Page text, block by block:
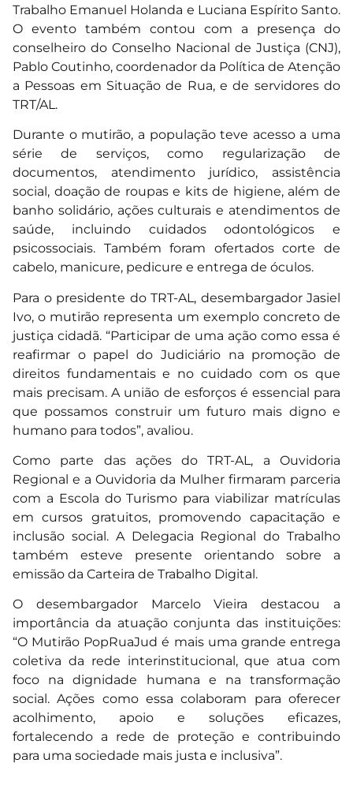
Trabalho Emanuel Holanda e Luciana Espírito Santo.
O evento também contou com a presença do
conselheiro do Conselho Nacional de Justiça (CNJ),
Pablo Coutinho, coordenador da Política de Atenção
a Pessoas em Situação de Rua, e de servidores do
TRT/AL.
Durante o mutirão, a população teve acesso a uma
série de serviços, como regularização de
documentos, atendimento jurídico, assistência
social, doação de roupas e kits de higiene, além de
banho solidário, ações culturais e atendimentos de
saúde, incluindo cuidados odontológicos e
psicossociais. Também foram ofertados corte de
cabelo, manicure, pedicure e entrega de óculos.
Para o presidente do TRT-AL, desembargador Jasiel
Ivo, o mutirão representa um exemplo concreto de
justiça cidadã. “Participar de uma ação como essa é
reafirmar o papel do Judiciário na promoção de
direitos fundamentais e no cuidado com os que
mais precisam. A união de esforços é essencial para
que possamos construir um futuro mais digno e
humano para todos”, avaliou.
Como parte das ações do TRT-AL, a Ouvidoria
Regional e a Ouvidoria da Mulher firmaram parceria
com a Escola do Turismo para viabilizar matrículas
em cursos gratuitos, promovendo capacitação e
inclusão social. A Delegacia Regional do Trabalho
também esteve presente orientando sobre a
emissão da Carteira de Trabalho Digital.
O desembargador Marcelo Vieira destacou a
importância da atuação conjunta das instituições:
“O Mutirão PopRuaJud é mais uma grande entrega
coletiva da rede interinstitucional, que atua com
foco na dignidade humana e na transformação
social. Ações como essa colaboram para oferecer
acolhimento, apoio e soluções eficazes,
fortalecendo a rede de proteção e contribuindo
para uma sociedade mais justa e inclusiva”.